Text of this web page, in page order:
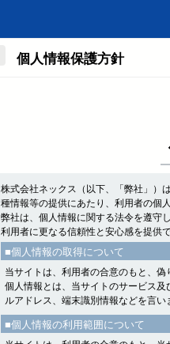
個人情報保護方針
株式会社ネックス（以下、「弊社」）
種情報等の提供にあたり、利用者の個
弊社は、個人情報に関する法令を遵守
利用者に更なる信頼性と安心感を提供
■個人情報の取得について
当サイトは、利用者の合意のもと、偽
個人情報とは、当サイトのサービス
ルアドレス、端末識別情報などを言い
■個人情報の利用範囲について